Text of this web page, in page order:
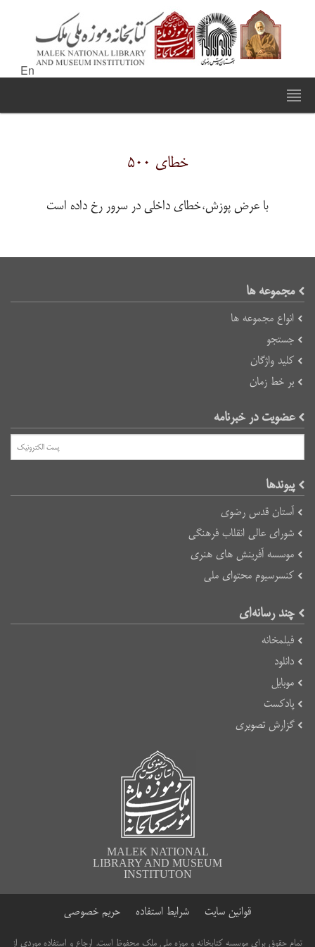
En
خطای ۵۰۰
با عرض پوزش،خطای داخلی در سرور رخ داده است
مجموعه ها
انواع مجموعه ها
جستجو
کلید واژگان
بر خط زمان
عضویت در خبرنامه
پیوند‌ها
آستان قدس رضوی
شورای عالی انقلاب فرهنگی
موسسه آفرینش های هنری
کنسرسیوم محتوای ملی
چند رسانه‌ای
فیلمخانه
دانلود
موبایل
پادکست
گزارش تصویری
MALEK NATIONAL
LIBRARY AND MUSEUM
INSTITUTON
قوانین سایت شرایط استفاده حریم خصوصی
تمام حقوق برای موسسه کتابخانه و موزه ملی ملک محفوظ است. ارجاع و استفاده موردی از